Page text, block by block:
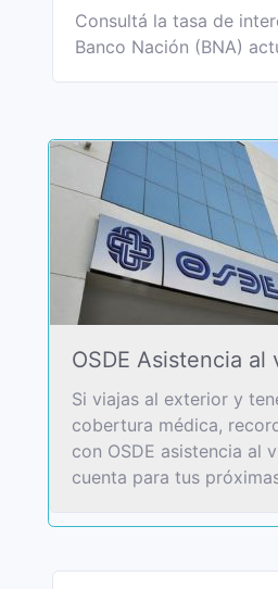
Consultá la tasa de
Banco Nación (BNA)
OSDE Asistencia al
Si viajas al exterior y
cobertura médica,
con OSDE asistencia al
cuenta para tus